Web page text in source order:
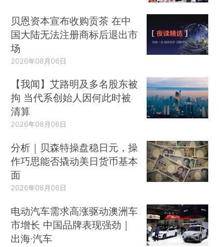
贝恩资本宣布收购贡茶 在中
国大陆无法注册商标后退出市
场
2026年08月06日
【我闻】艾路明及多名股东被
拘 当代系创始人因何此时被
清算
2026年08月06日
分析｜贝森特操盘稳日元，操
作巧思能否撬动美日货币基本
面
2026年08月06日
电动汽车需求高涨驱动澳洲车
市增长 中国品牌表现强劲｜
出海·汽车